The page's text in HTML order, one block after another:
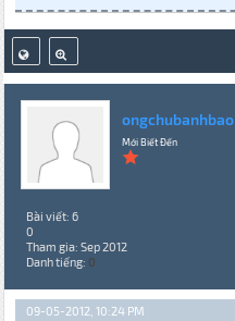
ongchubanhbao
Mới Biết Đến
Bài viết: 6
0
Tham gia: Sep 2012
Danh tiếng: 0
09-05-2012, 10:24 PM